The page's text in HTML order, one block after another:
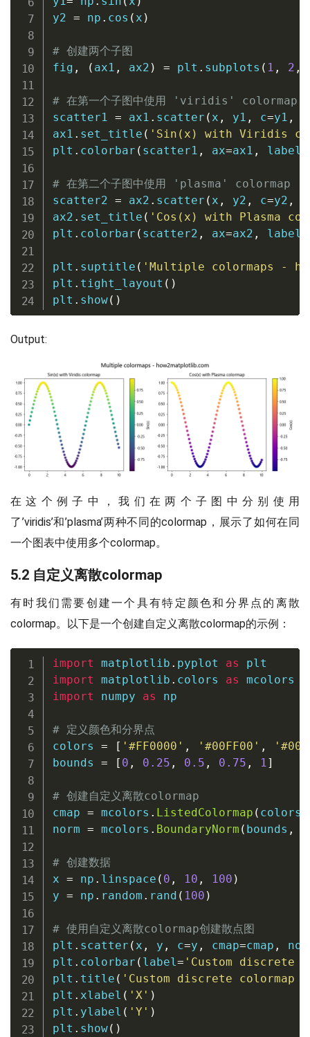
y2 = np . cos ( x )
# 创建两个子图
fig , ( ax1 , ax2 ) = plt . subplots ( 1 , 2 ,
# 在第一个子图中使用 'viridis' colormap
scatter1 = ax1 . scatter ( x , y1 , c=y1 ,
ax1 . set_title ( 'Sin(x) with Viridis
plt . colorbar ( scatter1 , ax=ax1 , label
# 在第二个子图中使用 'plasma' colormap
scatter2 = ax2 . scatter ( x , y2 , c=y2 ,
ax2 . set_title ( 'Cos(x) with Plasma
plt . colorbar ( scatter2 , ax=ax2 , label
plt . suptitle ( 'Multiple colormaps -
plt . tight_layout ( )
plt . show( )
Output:
在这个例子中，我们在两个子图中分别使用
了’viridis’和’plasma’两种不同的colormap，展示了如何在同
一个图表中使用多个colormap。
5.2 自定义离散colormap
有时我们需要创建一个具有特定颜色和分界点的离散
colormap。以下是一个创建自定义离散colormap的示例：
import matplotlib . pyplot as
import matplotlib . colors as
import numpy as np
# 定义颜色和分界点
colors = [ '#FF0000' , '#00FF00' ,
bounds = [ 0 , 0.25 , 0.5 , 0.75 , 1]
# 创建自定义离散colormap
cmap = mcolors . ListedColormap ( colors
norm = mcolors . BoundaryNorm ( bounds ,
# 创建数据
x = np . linspace ( 0 , 10 , 100 )
y = np . random . rand ( 100 )
# 使用自定义离散colormap创建散点图
plt . scatter ( x , y , c=y , cmap=cmap ,
plt . colorbar ( label= 'Custom discrete
plt . title ( 'Custom discrete colormap
plt . xlabel ( 'X' )
plt . ylabel ( 'Y' )
plt . show( )